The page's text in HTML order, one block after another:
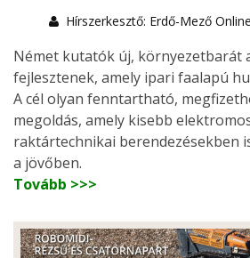
Hírszerkesztő: Erdő-Mező Online
Német kutatók új, környezetbarát
fejlesztenek, amely ipari faalapú
A cél olyan fenntartható,
megoldás, amely kisebb
raktártechnikai berendezésekben
a jövőben.
Tovább >>>